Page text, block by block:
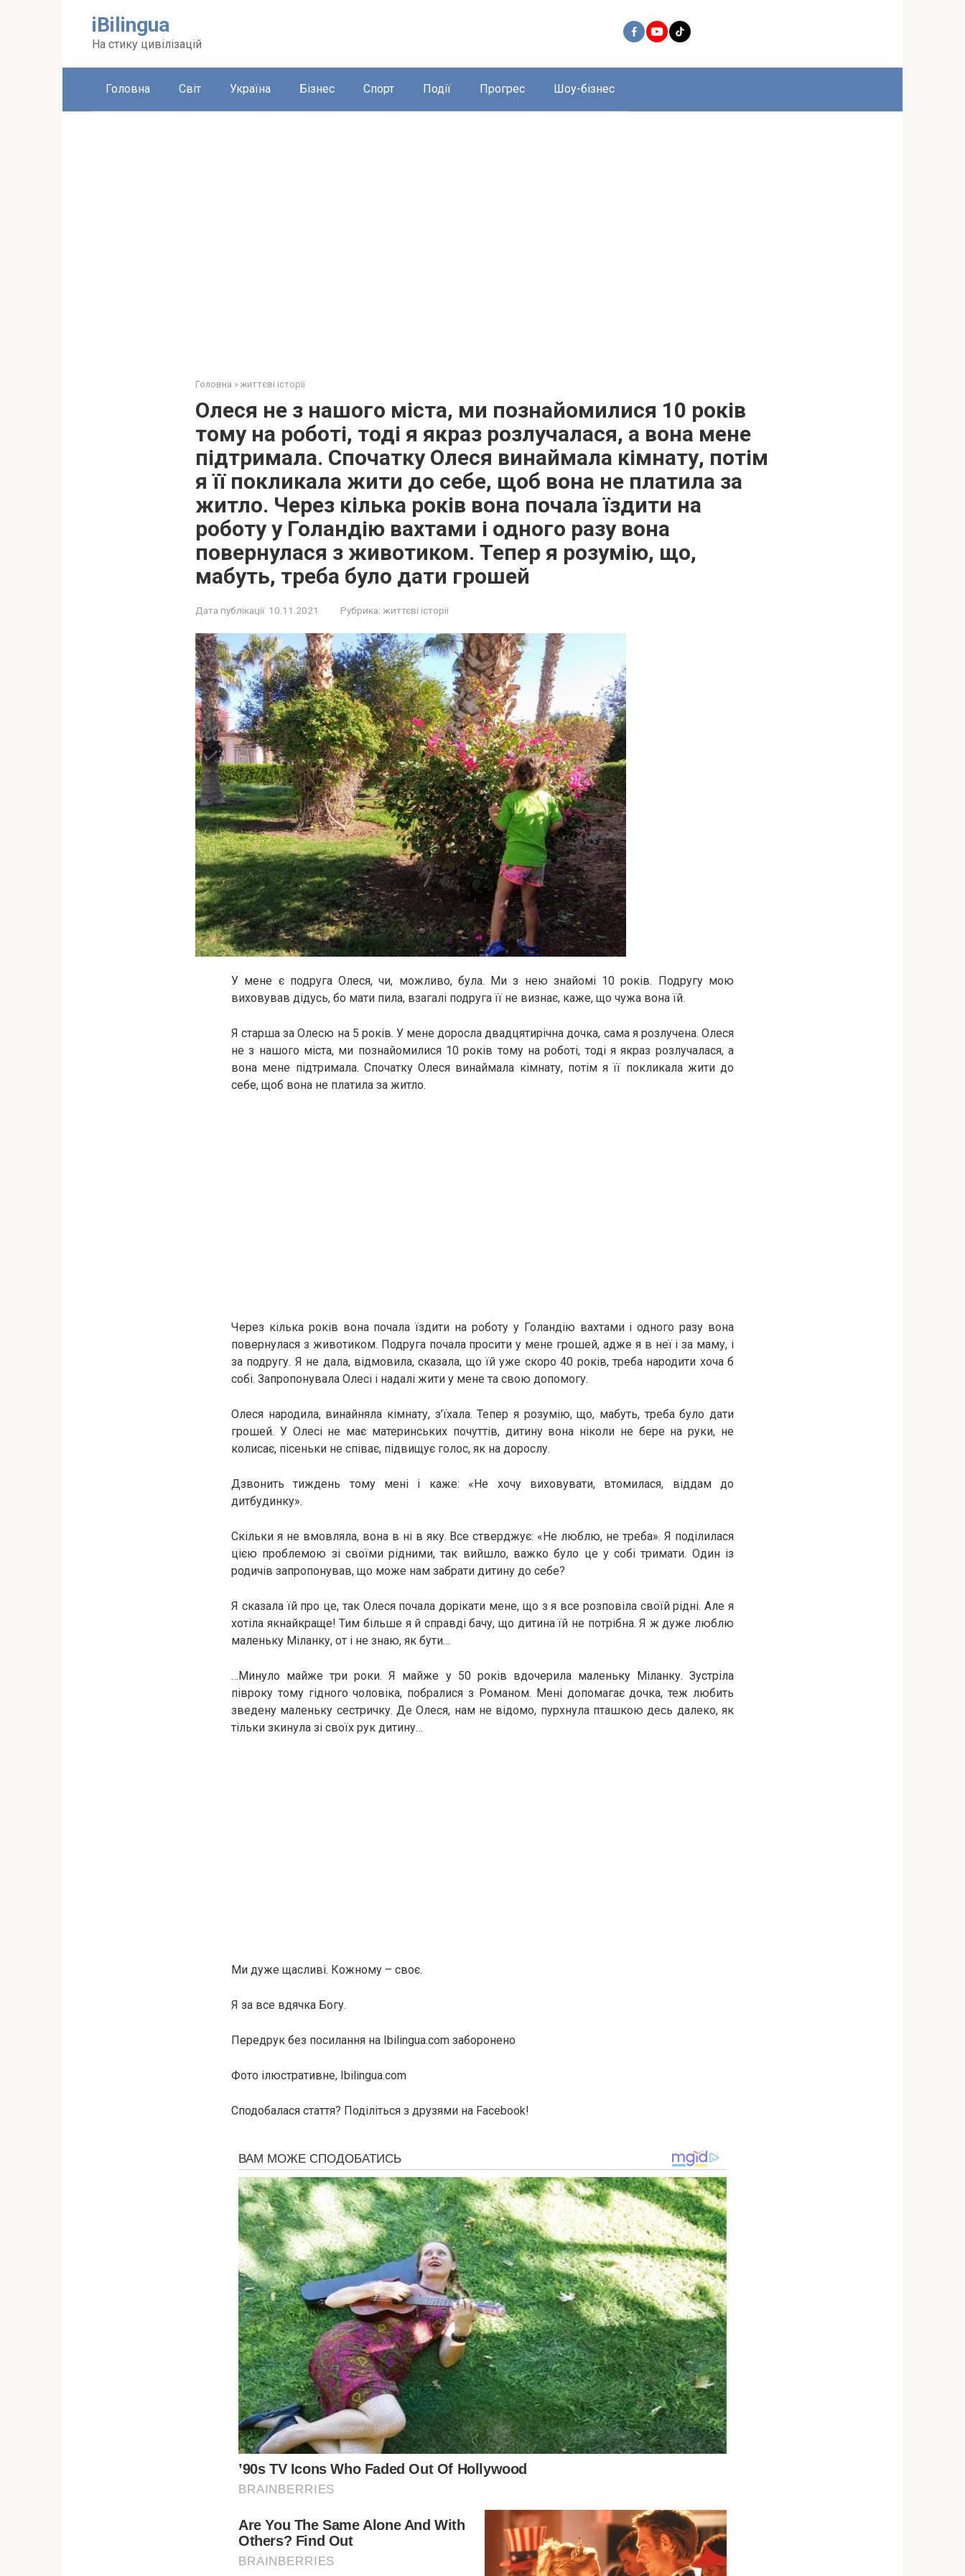
iBilingua
На стику цивілізацій
Головна Світ Україна Бізнес Спорт Події Прогрес Шоу-бізнес
Головна » життєві історії
Олеся не з нашого міста, ми познайомилися 10 років
тому на роботі, тоді я якраз розлучалася, а вона мене
підтримала. Спочатку Олеся винаймала кімнату, потім
я її покликала жити до себе, щоб вона не платила за
житло. Через кілька років вона почала їздити на
роботу у Голандію вахтами і одного разу вона
повернулася з животиком. Тепер я розумію, що,
мабуть, треба було дати грошей
Дата публікації: 10.11.2021 Рубрика: життєві історії
У мене є подруга Олеся, чи, можливо, була. Ми з нею знайомі 10 років. Подругу мою
виховував дідусь, бо мати пила, взагалі подруга її не визнає, каже, що чужа вона їй.
Я старша за Олесю на 5 років. У мене доросла двадцятирічна дочка, сама я розлучена. Олеся
не з нашого міста, ми познайомилися 10 років тому на роботі, тоді я якраз розлучалася, а
вона мене підтримала. Спочатку Олеся винаймала кімнату, потім я її покликала жити до
себе, щоб вона не платила за житло.
Через кілька років вона почала їздити на роботу у Голандію вахтами і одного разу вона
повернулася з животиком. Подруга почала просити у мене грошей, адже я в неї і за маму, і
за подругу. Я не дала, відмовила, сказала, що їй уже скоро 40 років, треба народити хоча б
собі. Запропонувала Олесі і надалі жити у мене та свою допомогу.
Олеся народила, винайняла кімнату, з’їхала. Тепер я розумію, що, мабуть, треба було дати
грошей. У Олесі не має материнських почуттів, дитину вона ніколи не бере на руки, не
колисає, пісеньки не співає, підвищує голос, як на дорослу.
Дзвонить тиждень тому мені і каже: «Не хочу виховувати, втомилася, віддам до
дитбудинку».
Скільки я не вмовляла, вона в ні в яку. Все стверджує: «Не люблю, не треба». Я поділилася
цією проблемою зі своїми рідними, так вийшло, важко було це у собі тримати. Один із
родичів запропонував, що може нам забрати дитину до себе?
Я сказала їй про це, так Олеся почала дорікати мене, що з я все розповіла своїй рідні. Але я
хотіла якнайкраще! Тим більше я й справді бачу, що дитина їй не потрібна. Я ж дуже люблю
маленьку Міланку, от і не знаю, як бути…
…Минуло майже три роки. Я майже у 50 років вдочерила маленьку Міланку. Зустріла
півроку тому гідного чоловіка, побралися з Романом. Мені допомагає дочка, теж любить
зведену маленьку сестричку. Де Олеся, нам не відомо, пурхнула пташкою десь далеко, як
тільки зкинула зі своїх рук дитину…
Ми дуже щасливі. Кожному – своє.
Я за все вдячка Богу.
Передрук без посилання на Ibilingua.com заборонено
Фото ілюстративне, Ibilingua.com
Сподобалася стаття? Поділіться з друзями на Facebook!